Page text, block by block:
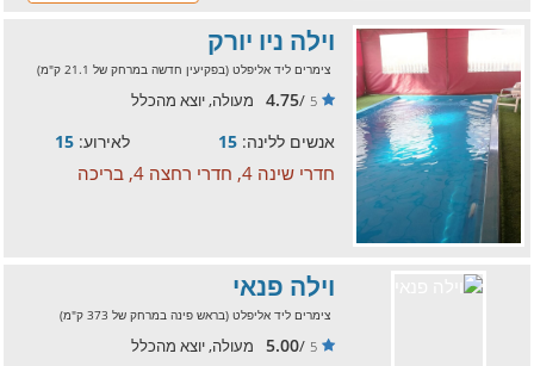
וילה ניו יורק
צימרים ליד אליפלט (בפקיעין חדשה במרחק של 21.1 ק"מ)
5
/
4.75 מעולה, יוצא מהכלל
אנשים ללינה: 15 לאירוע: 15
חדרי שינה 4, חדרי רחצה 4, בריכה
וילה פנאי
צימרים ליד אליפלט (בראש פינה במרחק של 373 ק"מ)
5
/
5.00 מעולה, יוצא מהכלל